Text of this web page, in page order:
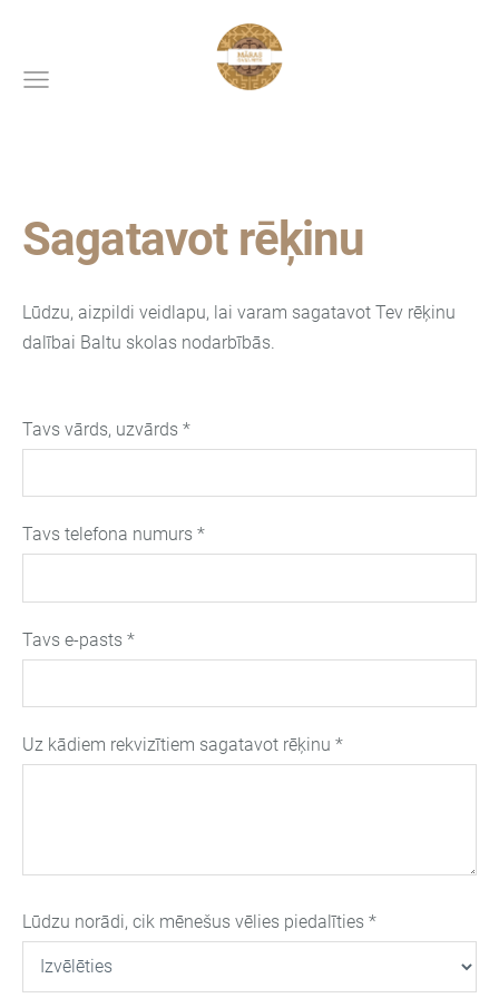
Sagatavot rēķinu
Lūdzu, aizpildi veidlapu, lai varam sagatavot Tev rēķinu
dalībai Baltu skolas nodarbībās.
Tavs vārds, uzvārds *
Tavs telefona numurs *
Tavs e-pasts *
Uz kādiem rekvizītiem sagatavot rēķinu *
Lūdzu norādi, cik mēnešus vēlies piedalīties *